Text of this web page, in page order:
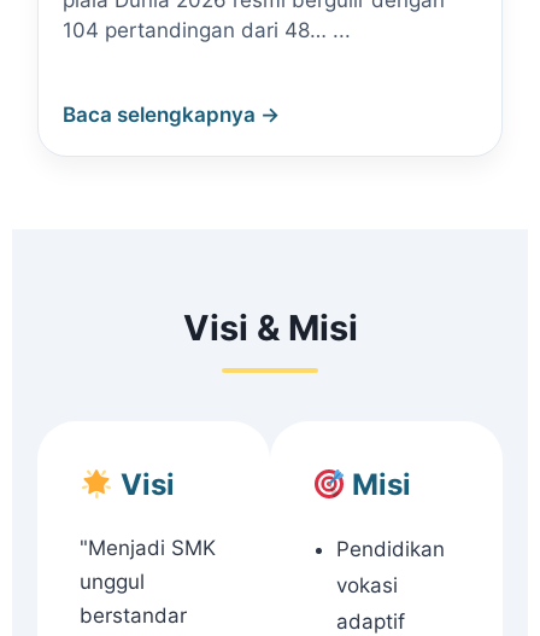
104 pertandingan dari 48… ...
Baca selengkapnya →
Visi & Misi
Visi
"Menjadi SMK
unggul
berstandar
Misi
Pendidikan
vokasi
adaptif